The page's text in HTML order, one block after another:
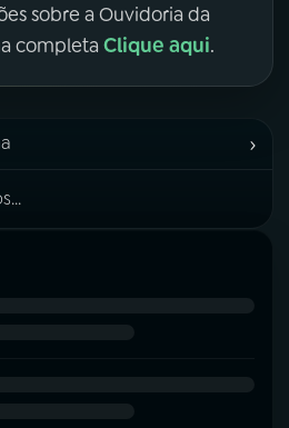
sobre a Ouvidoria da
completa Clique aqui.
›